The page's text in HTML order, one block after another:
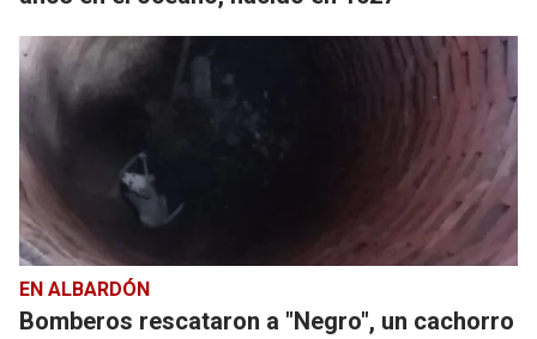
EN ALBARDÓN
Bomberos rescataron a "Negro", un cachorro